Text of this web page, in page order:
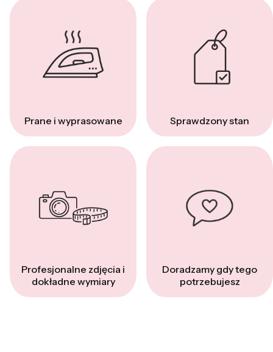
Prane i wyprasowane Sprawdzony stan
Profesjonalne zdjęcia i
dokładne wymiary
Doradzamy gdy tego
potrzebujesz